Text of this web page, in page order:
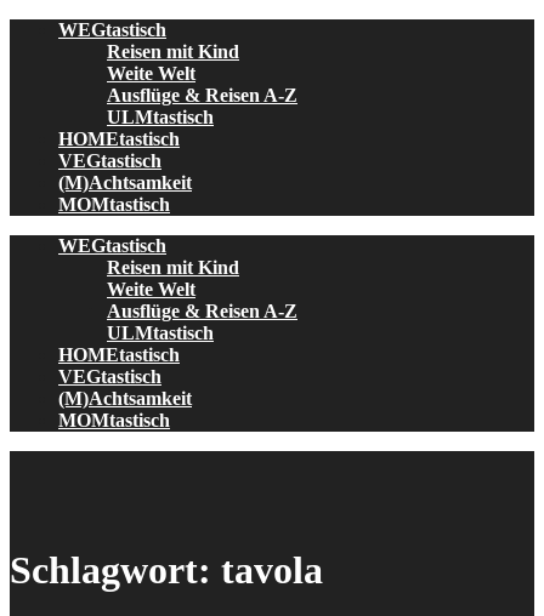
WEGtastisch
Reisen mit Kind
Weite Welt
Ausflüge & Reisen A-Z
ULMtastisch
HOMEtastisch
VEGtastisch
(M)Achtsamkeit
MOMtastisch
WEGtastisch
Reisen mit Kind
Weite Welt
Ausflüge & Reisen A-Z
ULMtastisch
HOMEtastisch
VEGtastisch
(M)Achtsamkeit
MOMtastisch
Schlagwort: tavola